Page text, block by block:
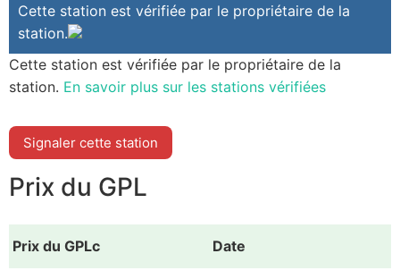
Cette station est vérifiée par le propriétaire de la
station.
Cette station est vérifiée par le propriétaire de la
station. En savoir plus sur les stations vérifiées
Signaler cette station
Prix du GPL
Prix du GPLc Date